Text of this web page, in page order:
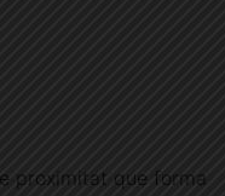
proximitat que forma